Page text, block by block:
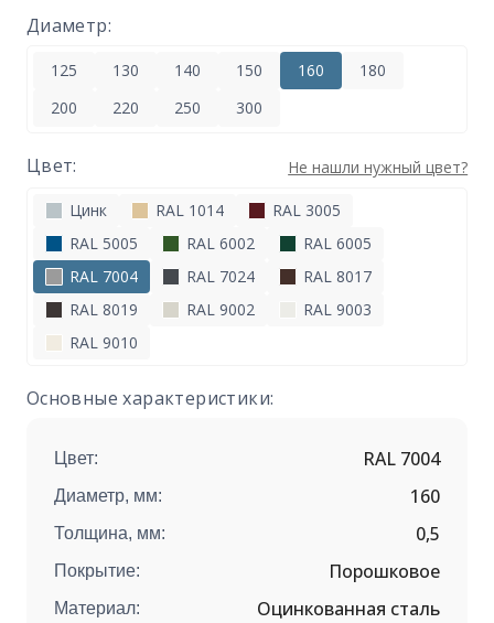
Диаметр:
125 130 140 150 160
180
200
220 250 300
Цвет: Не нашли нужный цвет?
Цинк RAL 1014
RAL 3005
RAL 5005
RAL 6002
RAL 6005
RAL 7004
RAL 7024
RAL 8017
RAL 8019
RAL 9002
RAL 9003
RAL 9010
Основные характеристики:
Цвет: RAL 7004
Диаметр, мм: 160
Толщина, мм: 0,5
Покрытие: Порошковое
Материал: Оцинкованная сталь